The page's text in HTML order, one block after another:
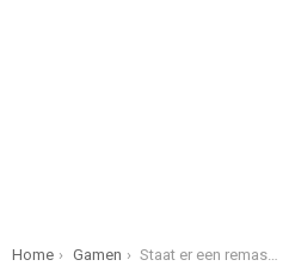
You are here:
Home Gamen Staat er een remaster van Grand Theft Auto (GTA 1) gepland?